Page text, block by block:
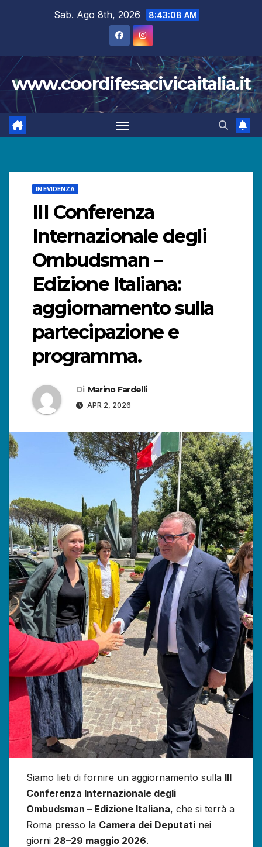
Sab. Ago 8th, 2026 8:43:09 AM
www.coordifesacivicaitalia.it
IN EVIDENZA
III Conferenza
Internazionale degli
Ombudsman –
Edizione Italiana:
aggiornamento sulla
partecipazione e
programma.
Di Marino Fardelli
APR 2, 2026
Siamo lieti di fornire un aggiornamento sulla III
Conferenza Internazionale degli
Ombudsman – Edizione Italiana, che si terrà a
Roma presso la Camera dei Deputati nei
giorni 28–29 maggio 2026.